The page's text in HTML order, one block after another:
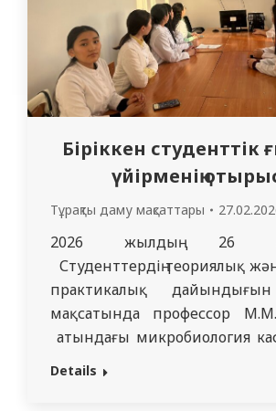
Біріккен
үйірменің
Тұрақты даму мақсаттары
2026 жылдың 26
Студенттердің теориялық
практикалық
мақсатында профессор
атындағы микробиология
және Омбы мемлекеттік
Details